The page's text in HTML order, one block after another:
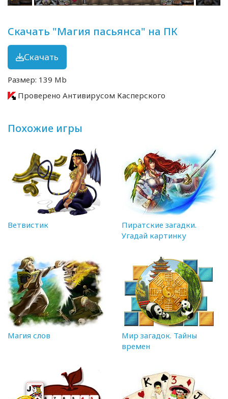
Скачать "Магия пасьянса" на ПК
Скачать
Размер: 139 Mb
Проверено Антивирусом Касперского
Похожие игры
Ветвистик
Пиратские загадки.
Угадай картинку
Магия слов
Мир загадок. Тайны
времен